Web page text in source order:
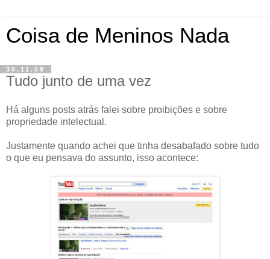
Coisa de Meninos Nada
30.11.09
Tudo junto de uma vez
Há alguns posts atrás falei sobre proibições e sobre
propriedade intelectual.
Justamente quando achei que tinha desabafado sobre tudo
o que eu pensava do assunto, isso acontece: